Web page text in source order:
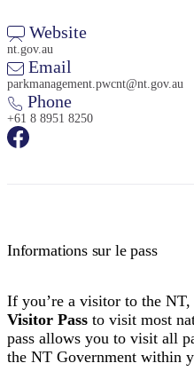
Website
nt.gov.au
Email
parkmanagement.pwcnt@nt.gov.au
Phone
+61 8 8951 8250
Informations sur le pass
If you’re a visitor to the NT,
Visitor Pass to visit most
pass allows you to visit all
the NT Government within